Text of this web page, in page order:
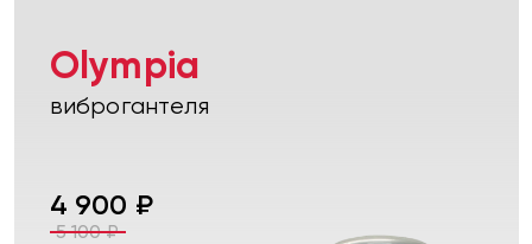
Olympia
виброгантеля
4 900 ₽
5 100₽